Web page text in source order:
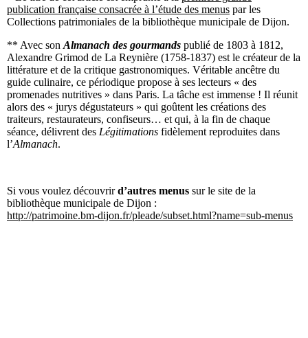
publication française consacrée à l’étude des menus par les
Collections patrimoniales de la bibliothèque municipale de Dijon.
** Avec son Almanach des gourmands publié de 1803 à 1812,
Alexandre Grimod de La Reynière (1758-1837) est le créateur de la
littérature et de la critique gastronomiques. Véritable ancêtre du
guide culinaire, ce périodique propose à ses lecteurs « des
promenades nutritives » dans Paris. La tâche est immense ! Il réunit
alors des « jurys dégustateurs » qui goûtent les créations des
traiteurs, restaurateurs, confiseurs… et qui, à la fin de chaque
séance, délivrent des Légitimations fidèlement reproduites dans
l’Almanach.
Si vous voulez découvrird’autres menus sur le site de la
bibliothèque municipale de Dijon :
http://patrimoine.bm-dijon.fr/pleade/subset.html?name=sub-menus